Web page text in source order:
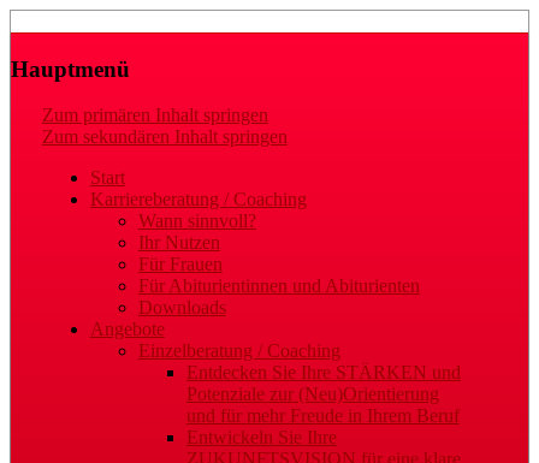
Gaby Regler
Hauptmenü
Zum primären Inhalt springen
Zum sekundären Inhalt springen
Start
Karriereberatung / Coaching
Wann sinnvoll?
Ihr Nutzen
Für Frauen
Für Abiturientinnen und Abiturienten
Downloads
Angebote
Einzelberatung / Coaching
Entdecken Sie Ihre STÄRKEN und
Potenziale zur (Neu)Orientierung
und für mehr Freude in Ihrem Beruf
Entwickeln Sie Ihre